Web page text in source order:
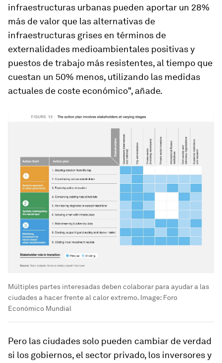
infraestructuras urbanas pueden aportar un 28%
más de valor que las alternativas de
infraestructuras grises en términos de
externalidades medioambientales positivas y
puestos de trabajo más resistentes, al tiempo que
cuestan un 50% menos, utilizando las medidas
actuales de coste económico", añade.
Múltiples partes interesadas deben colaborar para ayudar a las
ciudades a hacer frente al calor extremo. Image: Foro
Económico Mundial
Pero las ciudades solo pueden cambiar de verdad
si los gobiernos, el sector privado, los inversores y